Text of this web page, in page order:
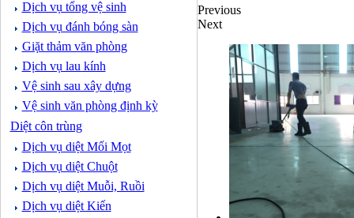
Dịch vụ tổng vệ sinh
Dịch vụ đánh bóng sàn
Giặt thảm văn phòng
Dịch vụ lau kính
Vệ sinh sau xây dựng
Vệ sinh văn phòng định kỳ
Diệt côn trùng
Dịch vụ diệt Mối Mọt
Dịch vụ diệt Chuột
Dịch vụ diệt Muỗi, Ruồi
Dịch vụ diệt Kiến
Previous
Next